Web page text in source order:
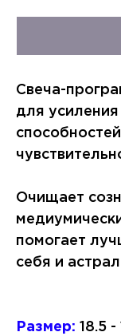
Свеча-
для
Очищает
помогает
себя и
Размер: 18.5 -